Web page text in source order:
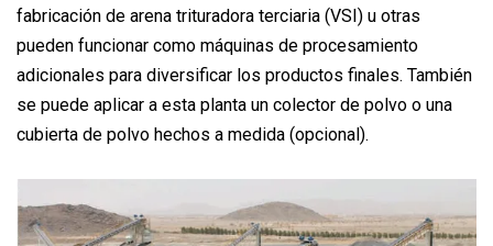
fabricación de arena trituradora terciaria (VSI) u otras
pueden funcionar como máquinas de procesamiento
adicionales para diversificar los productos finales. También
se puede aplicar a esta planta un colector de polvo o una
cubierta de polvo hechos a medida (opcional).